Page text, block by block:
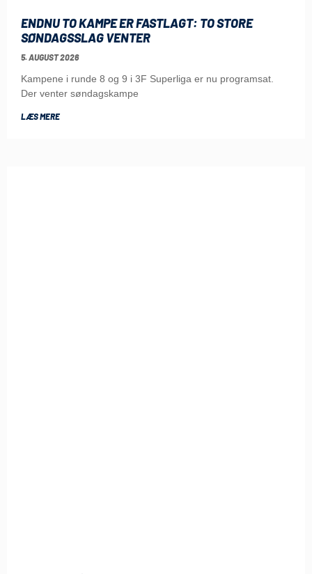
ENDNU TO KAMPE ER FASTLAGT: TO STORE
SØNDAGSSLAG VENTER
5. AUGUST 2026
Kampene i runde 8 og 9 i 3F Superliga er nu programsat.
Der venter søndagskampe
LÆS MERE